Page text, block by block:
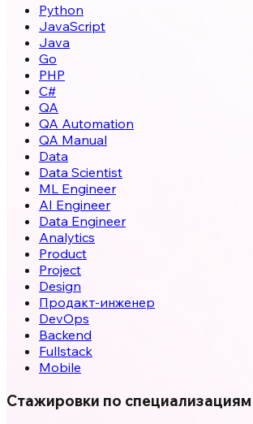
Python
JavaScript
Java
Go
PHP
C#
QA
QA Automation
QA Manual
Data
Data Scientist
ML Engineer
AI Engineer
Data Engineer
Analytics
Product
Project
Design
Продакт-инженер
DevOps
Backend
Fullstack
Mobile
Стажировки по специализациям